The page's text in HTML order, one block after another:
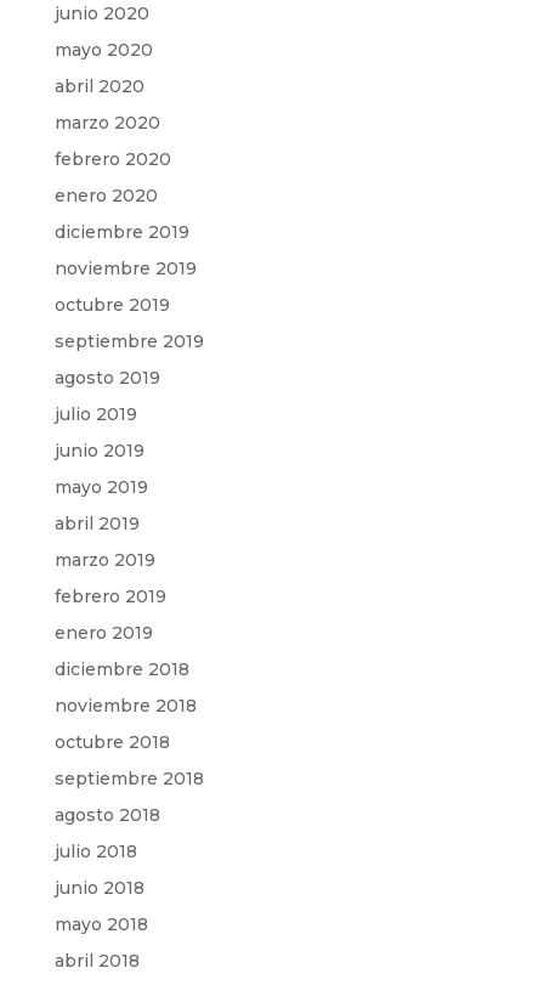
junio 2020
mayo 2020
abril 2020
marzo 2020
febrero 2020
enero 2020
diciembre 2019
noviembre 2019
octubre 2019
septiembre 2019
agosto 2019
julio 2019
junio 2019
mayo 2019
abril 2019
marzo 2019
febrero 2019
enero 2019
diciembre 2018
noviembre 2018
octubre 2018
septiembre 2018
agosto 2018
julio 2018
junio 2018
mayo 2018
abril 2018